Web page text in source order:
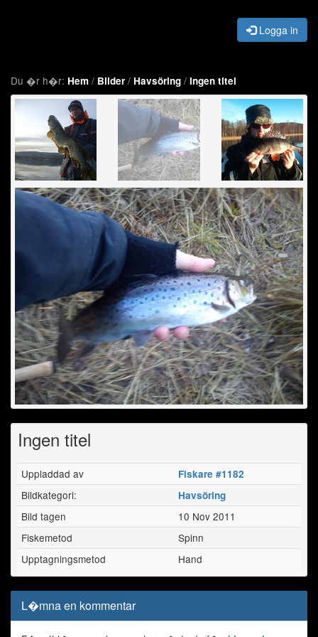
Logga in
Du �r h�r: Hem / Bilder / Havsöring / Ingen titel
Ingen titel
Uppladdad av Fiskare #1182
Bildkategori: Havsöring
Bild tagen
10 Nov 2011
Fiskemetod
Spinn
Upptagningsmetod
Hand
L�mna en kommentar